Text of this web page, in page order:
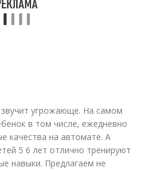
угрожающе. На самом
в том числе, ежедневно
качества на автомате. А
5 6 лет отлично тренируют
навыки. Предлагаем не